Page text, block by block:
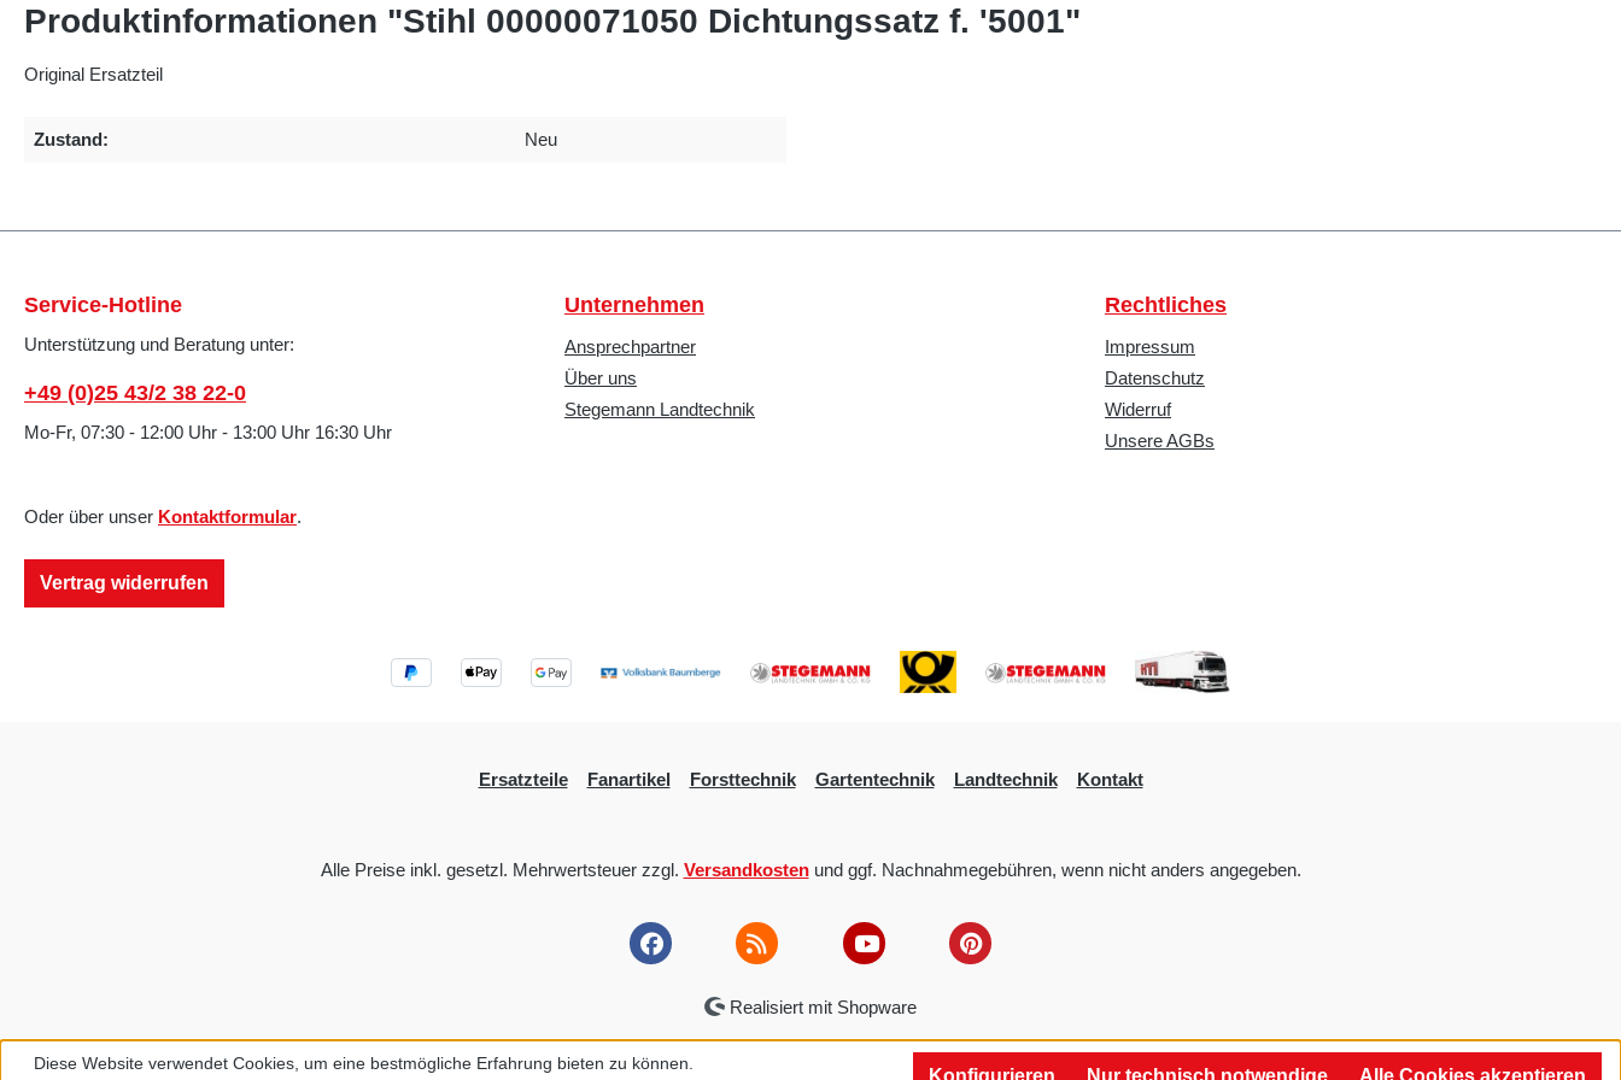
Produktinformationen "Stihl 00000071050 Dichtungssatz f. '5001"
Original Ersatzteil
Zustand: Neu
Service-Hotline
Unterstützung und Beratung unter:
+49 (0)25 43/2 38 22-0
Mo-Fr, 07:30 - 12:00 Uhr - 13:00 Uhr 16:30 Uhr
Oder über unser Kontaktformular.
Vertrag widerrufen
Unternehmen
Ansprechpartner
Über uns
Stegemann Landtechnik
Rechtliches
Impressum
Datenschutz
Widerruf
Unsere AGBs
Ersatzteile Fanartikel Forsttechnik Gartentechnik Landtechnik Kontakt
Alle Preise inkl. gesetzl. Mehrwertsteuer zzgl. Versandkostenund ggf. Nachnahmegebühren, wenn nicht anders angegeben.
Realisiert mit Shopware
Diese Website verwendet Cookies, um eine bestmögliche Erfahrung bieten zu können.
Nur technisch notwendige
Konfigurieren Alle Cookies akzeptieren